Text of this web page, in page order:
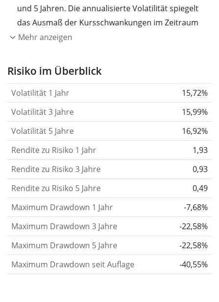
und 5 Jahren. Die annualisierte Volatilität spiegelt
das Ausmaß der Kursschwankungen im Zeitraum
eines Jahres wider.
Aktie, des ETF, usw.) in der Vergangenheit
gelten im Allgemeinen als risikoreicher. Wir
berechnen die Volatilität auf Basis der Daten der
letzten 1, 3 und 5 Jahre, damit du sehen kannst, ob
die Kursschwankungen im Laufe der Zeit stärker
oder schwächer wurden. Weitere Informationen
findest du in unserem Artikel:
Risikomaß.
Rendite pro Risikofür Zeiträume von 1, 3 und 5
Jahren. Diese Kennzahl ist definiert als die
annualisierte (d. h. auf einen Einjahreszeitraum
umgerechnete) historische Rendite geteilt durch die
historische annualisierte Volatilität.Rendite pro
Risiko setzt die historische Rendite eines
Mehr anzeigen
Risiko im Überblick
Volatilität 1 Jahr
15,72%
Volatilität 3 Jahre
15,99%
Volatilität 5 Jahre
16,92%
Rendite zu Risiko 1 Jahr
1,93
Rendite zu Risiko 3 Jahre
0,93
Rendite zu Risiko 5 Jahre
0,49
Maximum Drawdown 1 Jahr
-7,68%
Maximum Drawdown 3 Jahre
-22,58%
Maximum Drawdown 5 Jahre
-22,58%
Maximum Drawdown seit Auflage
-40,55%